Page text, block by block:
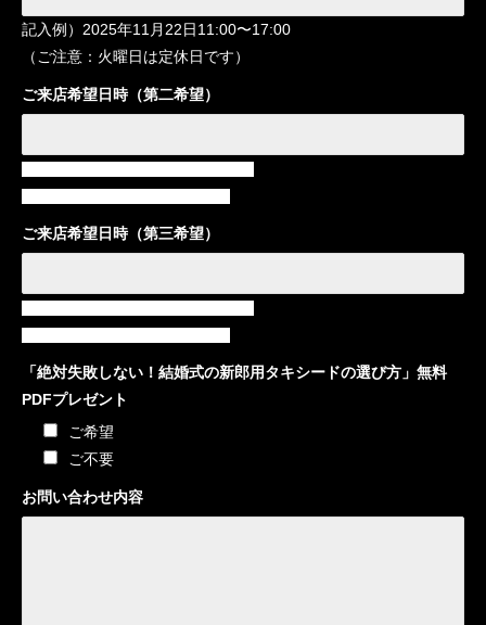
記入例）2025年11月22日11:00〜17:00
（ご注意：火曜日は定休日です）
ご来店希望日時（第二希望）
ご来店希望日時（第三希望）
「絶対失敗しない！結婚式の新郎用タキシードの選び方」無料
PDFプレゼント
ご希望
ご不要
お問い合わせ内容